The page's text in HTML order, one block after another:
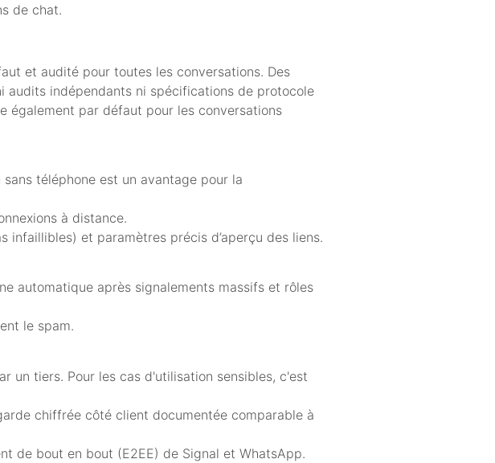
de chat.
et audité pour toutes les conversations. Des
audits indépendants ni spécifications de protocole
également par défaut pour les conversations
téléphone est un avantage pour la
à distance.
infaillibles) et paramètres précis d’aperçu des liens.
automatique après signalements massifs et rôles
le spam.
un tiers. Pour les cas d'utilisation sensibles, c'est
chiffrée côté client documentée comparable à
de bout en bout (E2EE) de Signal et WhatsApp.